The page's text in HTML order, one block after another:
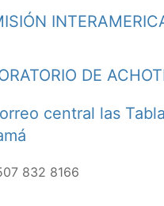
DE
central las
832 8166